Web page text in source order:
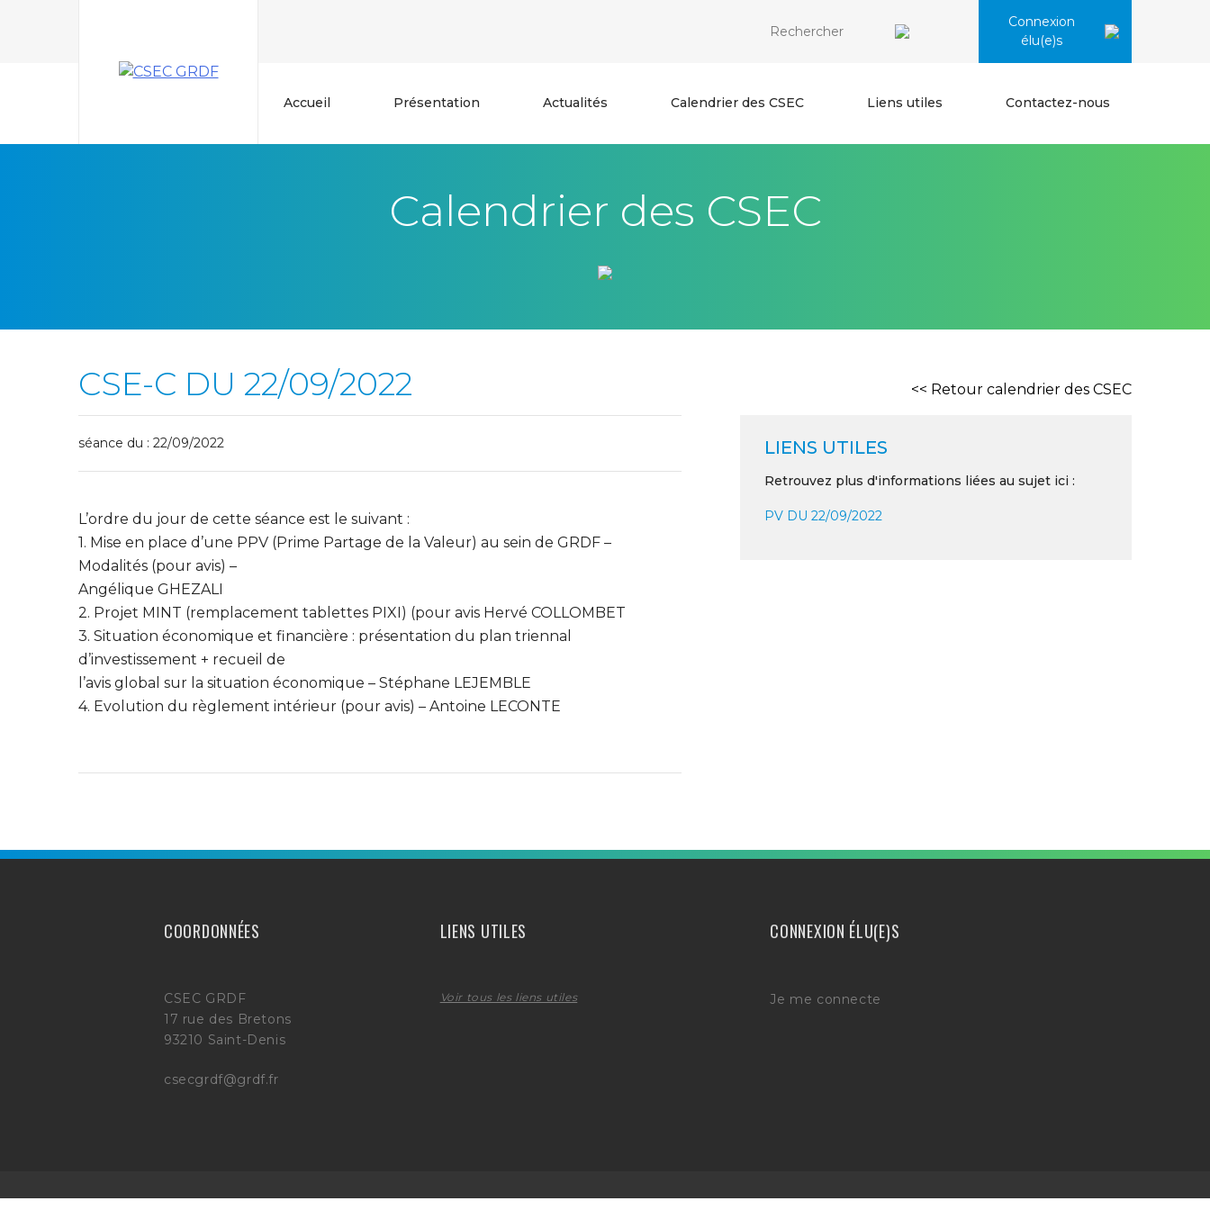
Connexion
élu(e)s
Accueil Présentation Actualités Calendrier des CSEC Liens utiles Contactez-nous
Calendrier des CSEC
CSE-C DU 22/09/2022 << Retour calendrier des CSEC
séance du : 22/09/2022
L’ordre du jour de cette séance est le suivant :
1. Mise en place d’une PPV (Prime Partage de la Valeur) au sein de GRDF –
Modalités (pour avis) –
Angélique GHEZALI
2. Projet MINT (remplacement tablettes PIXI) (pour avis Hervé COLLOMBET
3. Situation économique et financière : présentation du plan triennal
d’investissement + recueil de
l’avis global sur la situation économique – Stéphane LEJEMBLE
4. Evolution du règlement intérieur (pour avis) – Antoine LECONTE
LIENS UTILES
Retrouvez plus d'informations liées au sujet ici :
PV DU 22/09/2022
COORDONNÉES
CSEC GRDF
17 rue des Bretons
93210 Saint-Denis
csecgrdf@grdf.fr
LIENS UTILES
Voir tous les liens utiles
CONNEXION ÉLU(E)S
Je me connecte